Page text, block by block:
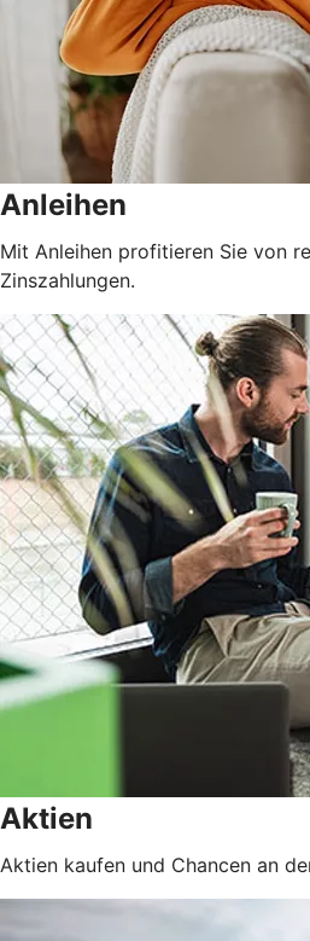
Anleihen
Mit Anleihen profitieren Sie von
Zinszahlungen.
Aktien
Aktien kaufen und Chancen an